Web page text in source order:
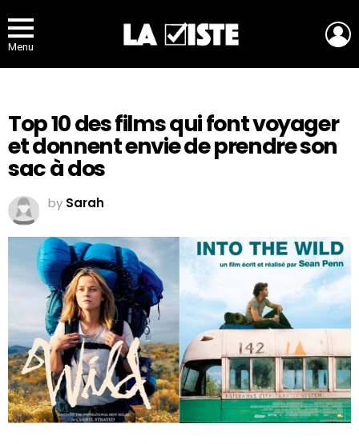
Menu
Top 10 des films qui font voyager
et donnent envie de prendre son
sac à dos
by Sarah